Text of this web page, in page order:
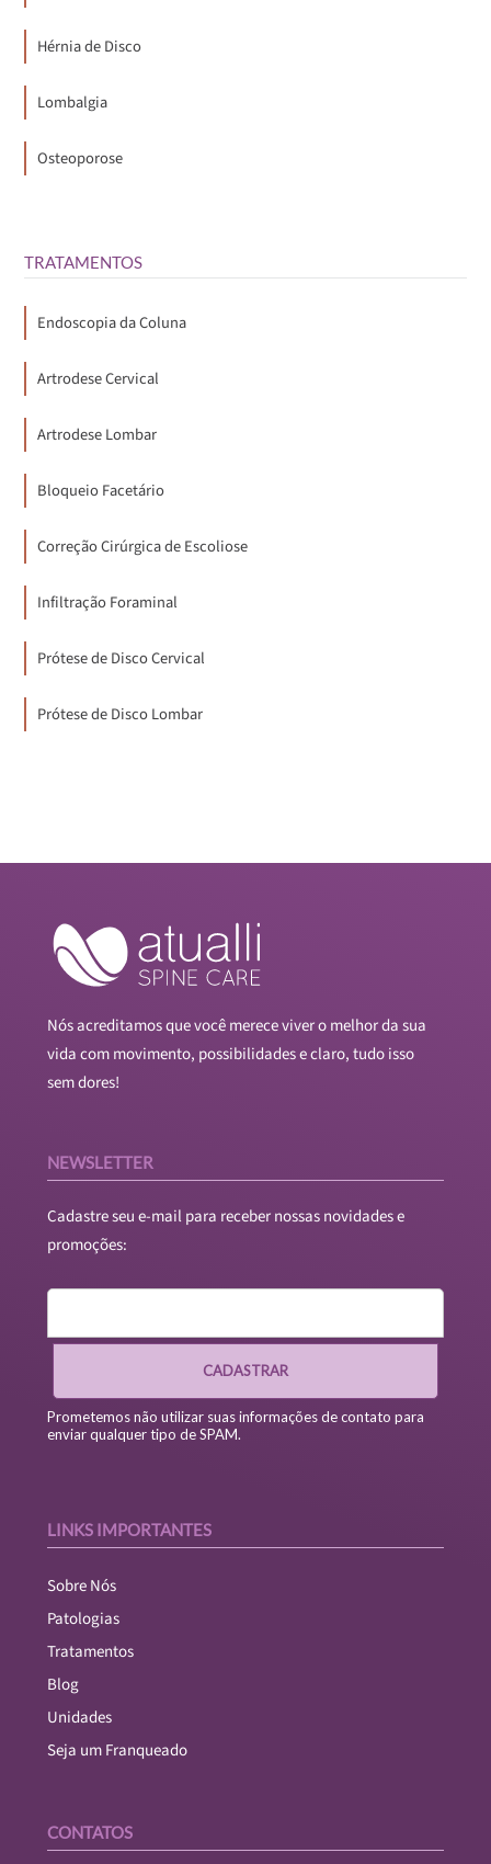
Hérnia de Disco
Lombalgia
Osteoporose
TRATAMENTOS
Endoscopia da Coluna
Artrodese Cervical
Artrodese Lombar
Bloqueio Facetário
Correção Cirúrgica de Escoliose
Infiltração Foraminal
Prótese de Disco Cervical
Prótese de Disco Lombar
Nós acreditamos que você merece viver o melhor da sua
vida com movimento, possibilidades e claro, tudo isso
sem dores!
NEWSLETTER
Cadastre seu e-mail para receber nossas novidades e
promoções:
CADASTRAR
Prometemos não utilizar suas informações de contato para
enviar qualquer tipo de SPAM.
LINKS IMPORTANTES
Sobre Nós
Patologias
Tratamentos
Blog
Unidades
Seja um Franqueado
CONTATOS